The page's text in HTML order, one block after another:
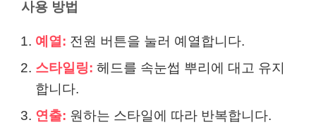
사용 방법
예열: 전원 버튼을 눌러 예열합니다.
스타일링: 헤드를 속눈썹 뿌리에 대고 유지
합니다.
연출: 원하는 스타일에 따라 반복합니다.